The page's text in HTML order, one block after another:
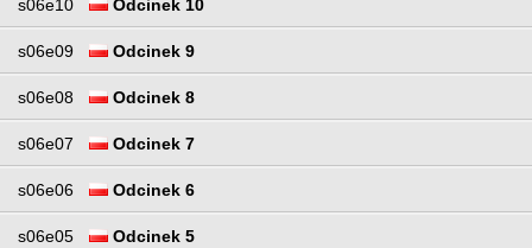
s06e10 Odcinek 10
s06e09 Odcinek 9
s06e08 Odcinek 8
s06e07 Odcinek 7
s06e06 Odcinek 6
s06e05 Odcinek 5